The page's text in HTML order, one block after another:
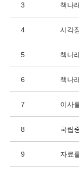
3 책나
4 시각
5 책나
6 책나
7 이사
8 국립
9 자료